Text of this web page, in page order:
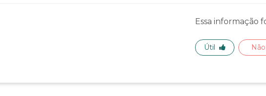
Essa informação
Útil